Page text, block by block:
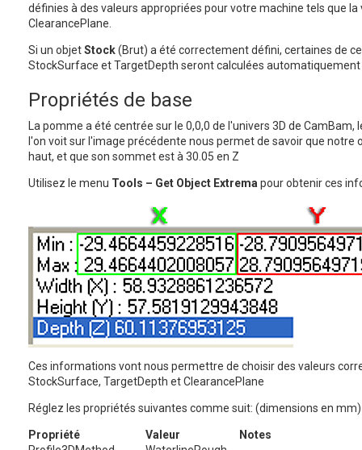
définies à des valeurs appropriées pour votre machine tels que
ClearancePlane.
Si un objetStock(Brut) a été correctement défini, certaines de
StockSurface et TargetDepth seront calculées
Propriétés de base
La pomme a été centrée sur le 0,0,0 de l'univers 3D de
l'on voit sur l'image précédente nous permet de savoir que notre
haut, et que son sommet est à 30.05 en Z
Utilisez le menu Tools – Get Object Extrema pour obtenir ces
Ces informations vont nous permettre de choisir des valeurs
StockSurface, TargetDepth et ClearancePlane
Réglez les propriétés suivantes comme suit: (dimensions en mm)
Propriété Valeur
Notes